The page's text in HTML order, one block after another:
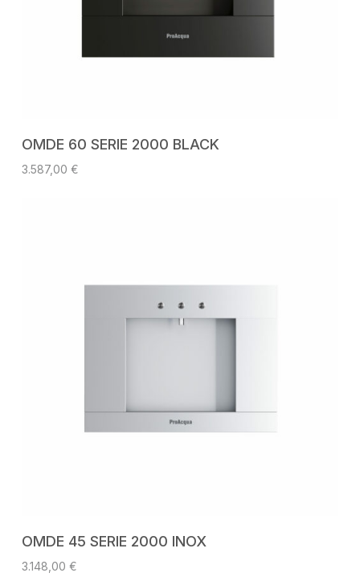
OMDE 60 SERIE 2000 BLACK
3.587,00 €
OMDE 45 SERIE 2000 INOX
3.148,00 €